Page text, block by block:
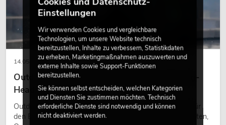
14.05.2026
Outdoor Moving-Heads: Wetterfeste Moving-
Heads bei Events
Outdoor Moving-Heads sind bewegliche Scheinwerfer für
den Einsatz im Freien. Sie werden bei Festivals, Stadtfesten,
Einstellungen
Wir verwenden Cookies und vergleichbare
Technologien, um unsere Website technisch
bereitzustellen, Inhalte zu verbessern, Statistikdaten
zu erheben, Marketingmaßnahmen auszuwerten und
externe Inhalte sowie Support-Funktionen
bereitzustellen.
Sie können selbst entscheiden, welchen Kategorien
und Diensten Sie zustimmen möchten. Technisch
erforderliche Dienste sind notwendig und können
nicht deaktiviert werden.